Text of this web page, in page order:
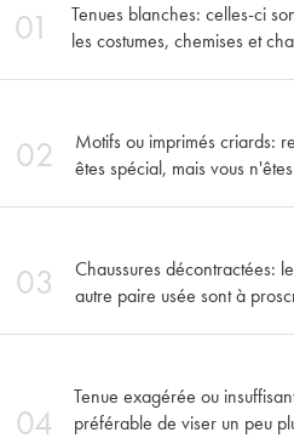
01
Tenues blanches: celles-ci sont réservées à la mariée ; évitez
les costumes, chemises et
02
Motifs ou imprimés criards:
êtes spécial, mais vous
03
Chaussures décontractées:
autre paire usée sont à
04
Tenue exagérée ou
préférable de viser un peu